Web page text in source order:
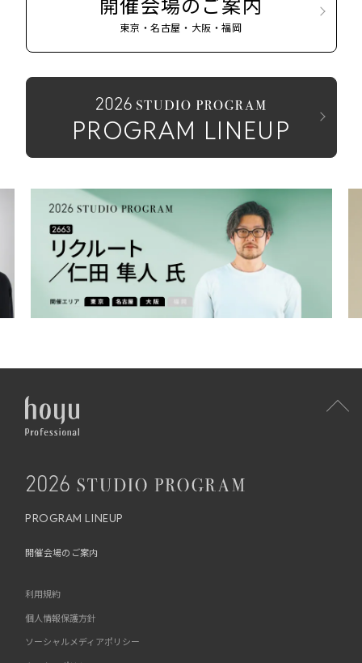
東京・名古屋・大阪・福岡
PROGRAM LINEUP
PROGRAM LINEUP
開催会場のご案内
利用規約
個人情報保護方針
ソーシャルメディアポリシー